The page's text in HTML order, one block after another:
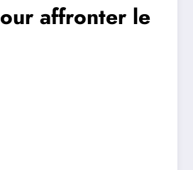
affronter le